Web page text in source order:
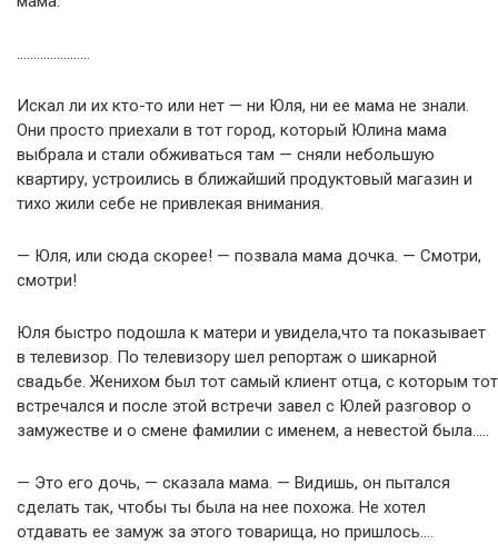
………………….
Искал ли их кто-то или нет — ни Юля, ни ее мама не знали.
Они просто приехали в тот город, который Юлина мама
выбрала и стали обживаться там — сняли небольшую
квартиру, устроились в ближайший продуктовый магазин и
тихо жили себе не привлекая внимания.
— Юля, или сюда скорее! — позвала мама дочка. — Смотри,
смотри!
Юля быстро подошла к матери и увидела,что та показывает
в телевизор. По телевизору шел репортаж о шикарной
свадьбе. Женихом был тот самый клиент отца, с которым тот
встречался и после этой встречи завел с Юлей разговор о
замужестве и о смене фамилии с именем, а невестой была…..
— Это его дочь, — сказала мама. — Видишь, он пытался
сделать так, чтобы ты была на нее похожа. Не хотел
отдавать ее замуж за этого товарища, но пришлось….